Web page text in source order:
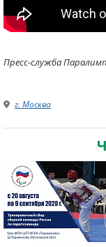
Пресс-служба
г. Москва